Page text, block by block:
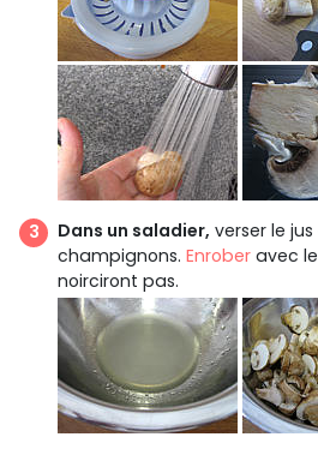
Dans un saladier, verser le
champignons. Enrober avec
noirciront pas.